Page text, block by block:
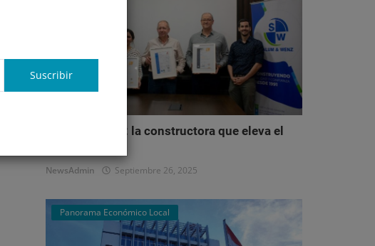
Suscribir
Salum & Wenz: la constructora que eleva el
NewsAdmin Septiembre 26, 2025
Panorama Económico Local